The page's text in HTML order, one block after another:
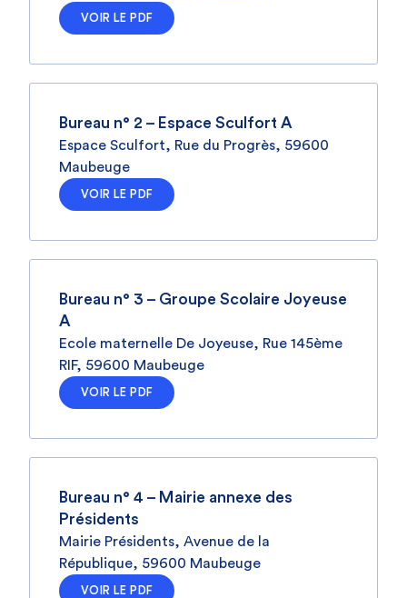
VOIR LE PDF
Bureau n° 2 – Espace Sculfort A
Espace Sculfort, Rue du Progrès, 59600
Maubeuge
VOIR LE PDF
Bureau n° 3 – Groupe Scolaire Joyeuse
A
Ecole maternelle De Joyeuse, Rue 145ème
RIF, 59600 Maubeuge
VOIR LE PDF
Bureau n° 4 – Mairie annexe des
Présidents
Mairie Présidents, Avenue de la
République, 59600 Maubeuge
VOIR LE PDF